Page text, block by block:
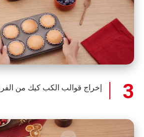
إخراج قوالب الكب كيك من